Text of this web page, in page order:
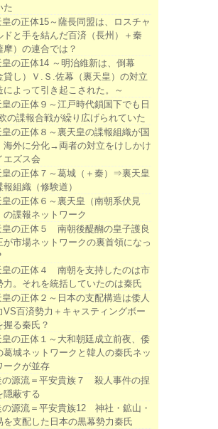
た
皇の正体15～薩長同盟は、ロスチャ
ドと手を結んだ百済（長州）＋秦
摩）の連合では？
皇の正体14 ～明治維新は、倒幕
貸し）Ｖ.Ｓ.佐幕（裏天皇）の対立
によって引き起こされた。～
皇の正体９～江戸時代鎖国下でも日
の諜報合戦が繰り広げられていた
皇の正体８～裏天皇の諜報組織が国
海外に分化→両者の対立をけしかけ
エズス会
皇の正体７～葛城（＋秦）⇒裏天皇
報組織（修験道）
皇の正体６～裏天皇（南朝系伏見
の諜報ネットワーク
皇の正体５ 南朝後醍醐の皇子護良
が市場ネットワークの裏首領になっ
皇の正体４ 南朝を支持したのは市
力。それを統括していたのは秦氏
皇の正体２～日本の支配構造は倭人
VS百済勢力＋キャスティングボー
握る秦氏？
皇の正体１～大和朝廷成立前夜、倭
葛城ネットワークと韓人の秦氏ネッ
ークが並存
の源流＝平安貴族７ 殺人事件の捏
隠蔽する
の源流＝平安貴族12 神社・鉱山・
を支配した日本の黒幕勢力秦氏